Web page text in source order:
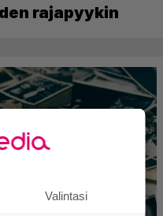
rajapyykin
Valintasi